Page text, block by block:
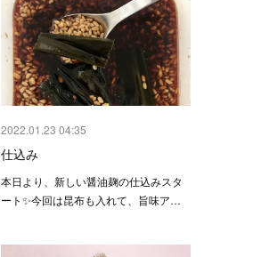
2022.01.23 04:35
仕込み
本日より、新しい醤油麹の仕込みスタ
ート✨今回は昆布も入れて、旨味ア…